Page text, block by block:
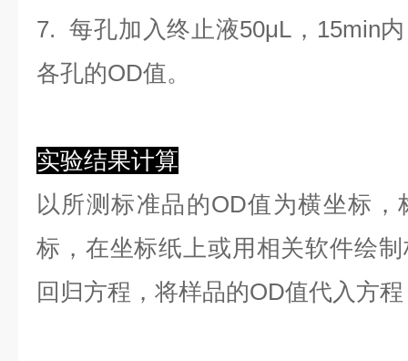
7. 每孔加入终止液50μL，15min
各孔的OD值。
实验结果计算
以所测标准品的OD值为横坐标，
标，在坐标纸上或用相关软件绘制
回归方程 ， 将样品的OD值代入方